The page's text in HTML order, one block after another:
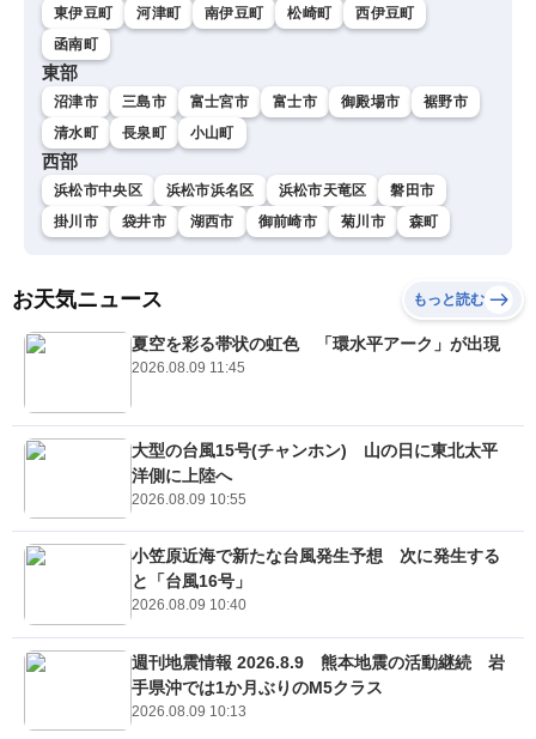
東伊豆町 河津町 南伊豆町 松崎町
西伊豆町
函南町
東部
沼津市 三島市 富士宮市 富士市 御殿場市
裾野市
清水町
長泉町 小山町
西部
浜松市中央区 浜松市浜名区 浜松市天竜区
磐田市
掛川市
袋井市 湖西市 御前崎市 菊川市 森町
お天気ニュース もっと読む
夏空を彩る帯状の虹色 「環水平アーク」が出現
2026.08.09 11:45
大型の台風15号(チャンホン) 山の日に東北太平
洋側に上陸へ
2026.08.09 10:55
小笠原近海で新たな台風発生予想 次に発生する
と「台風16号」
2026.08.09 10:40
週刊地震情報 2026.8.9 熊本地震の活動継続 岩
手県沖では1か月ぶりのM5クラス
2026.08.09 10:13